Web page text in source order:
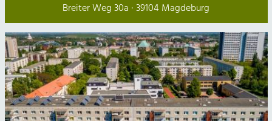
Breiter Weg 30a · 39104 Magdeburg